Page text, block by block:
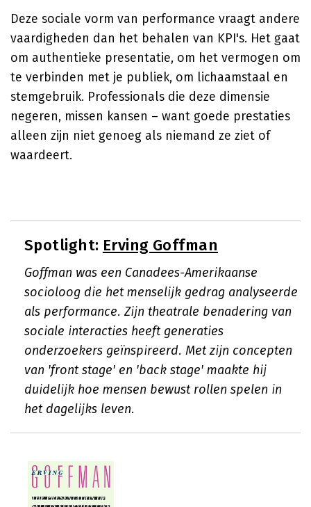
Deze sociale vorm van performance vraagt andere
vaardigheden dan het behalen van KPI's. Het gaat
om authentieke presentatie, om het vermogen om
te verbinden met je publiek, om lichaamstaal en
stemgebruik. Professionals die deze dimensie
negeren, missen kansen – want goede prestaties
alleen zijn niet genoeg als niemand ze ziet of
waardeert.
Spotlight: Erving Goffman
Goffman was een Canadees-Amerikaanse
socioloog die het menselijk gedrag analyseerde
als performance. Zijn theatrale benadering van
sociale interacties heeft generaties
onderzoekers geïnspireerd. Met zijn concepten
van 'front stage' en 'back stage' maakte hij
duidelijk hoe mensen bewust rollen spelen in
het dagelijks leven.